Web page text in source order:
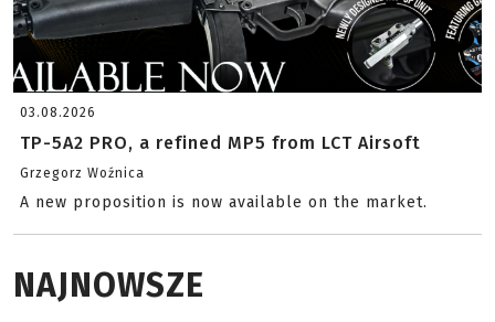
03.08.2026
TP-5A2 PRO, a refined MP5 from LCT Airsoft
Grzegorz Woźnica
A new proposition is now available on the market.
NAJNOWSZE